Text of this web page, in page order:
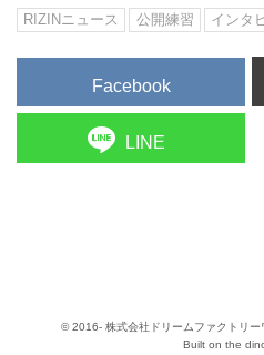
RIZINニュース 公開練習 インタ
Facebook
LINE
© 2016- 株式会社ドリームファクトリー
Built on the